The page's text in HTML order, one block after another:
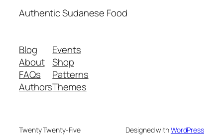
Authentic Sudanese Food
Blog
About
FAQs
Authors
Events
Shop
Patterns
Themes
Twenty Twenty-Five Designed withWordPress